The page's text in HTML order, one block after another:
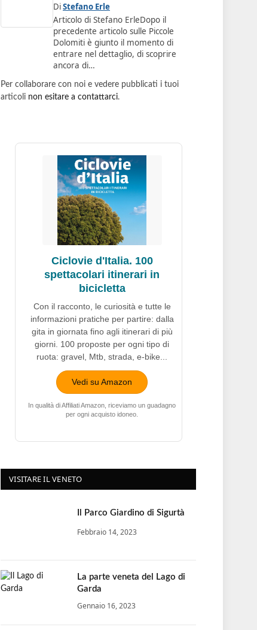
DiStefano Erle
Articolo di Stefano ErleDopo il
precedente articolo sulle Piccole
Dolomiti è giunto il momento di
entrare nel dettaglio, di scoprire
ancora di…
Per collaborare con noi e vedere pubblicati i tuoi
articoli non esitare a contattarci.
Ciclovie d'Italia. 100
spettacolari itinerari in
bicicletta
Con il racconto, le curiosità e tutte le
informazioni pratiche per partire: dalla
gita in giornata fino agli itinerari di più
giorni. 100 proposte per ogni tipo di
ruota: gravel, Mtb, strada, e-bike...
Vedi su Amazon
In qualità di Affiliati Amazon, riceviamo un guadagno
per ogni acquisto idoneo.
VISITARE IL VENETO
Il Parco Giardino di Sigurtà
Febbraio 14, 2023
La parte veneta del Lago di
Garda
Gennaio 16, 2023